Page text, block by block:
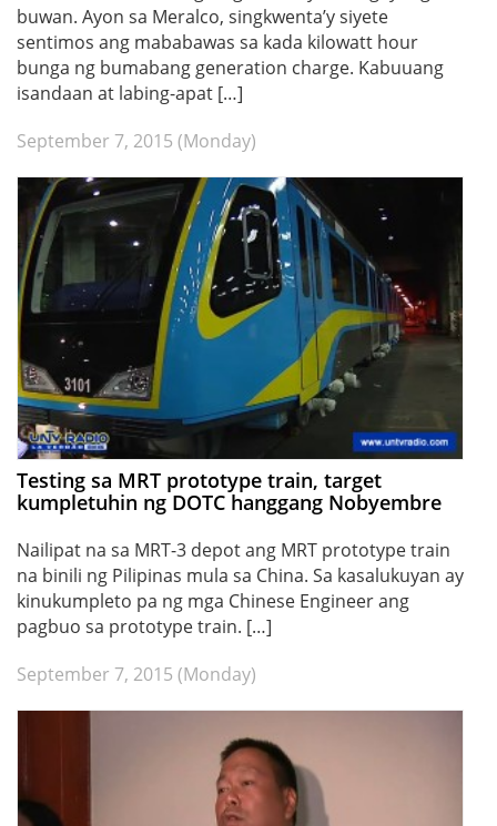
buwan. Ayon sa Meralco, singkwenta’y siyete
sentimos ang mababawas sa kada kilowatt hour
bunga ng bumabang generation charge. Kabuuang
isandaan at labing-apat […]
September 7, 2015 (Monday)
Testing sa MRT prototype train, target
kumpletuhin ng DOTC hanggang Nobyembre
Nailipat na sa MRT-3 depot ang MRT prototype train
na binili ng Pilipinas mula sa China. Sa kasalukuyan ay
kinukumpleto pa ng mga Chinese Engineer ang
pagbuo sa prototype train. […]
September 7, 2015 (Monday)